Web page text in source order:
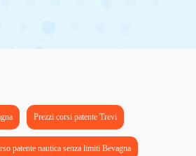
Prezzi corsi patente Trevi
patente nautica senza limiti Bevagna